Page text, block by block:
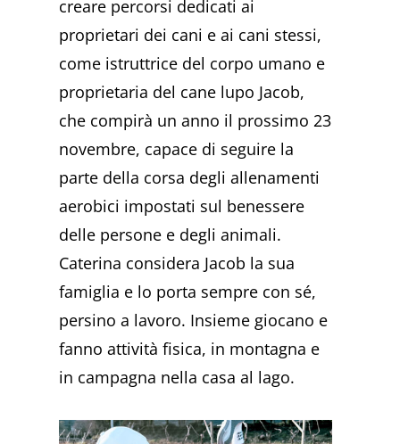
creare percorsi dedicati ai
proprietari dei cani e ai cani stessi,
come istruttrice del corpo umano e
proprietaria del cane lupo Jacob,
che compirà un anno il prossimo 23
novembre, capace di seguire la
parte della corsa degli allenamenti
aerobici impostati sul benessere
delle persone e degli animali.
Caterina considera Jacob la sua
famiglia e lo porta sempre con sé,
persino a lavoro. Insieme giocano e
fanno attività fisica, in montagna e
in campagna nella casa al lago.